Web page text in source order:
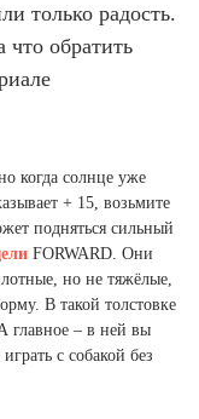
только радость.
что обратить
когда солнце уже
+ 15, возьмите
подняться сильный
FORWARD. Они
но не тяжёлые,
В такой толстовке
главное – в ней вы
с собакой без